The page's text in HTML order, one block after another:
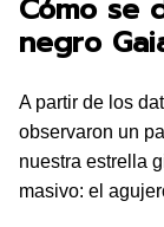
Cómo se
negro
A partir de los
observaron un
nuestra estrella
masivo: el